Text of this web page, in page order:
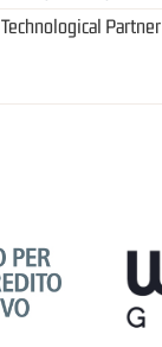
Technological Partner